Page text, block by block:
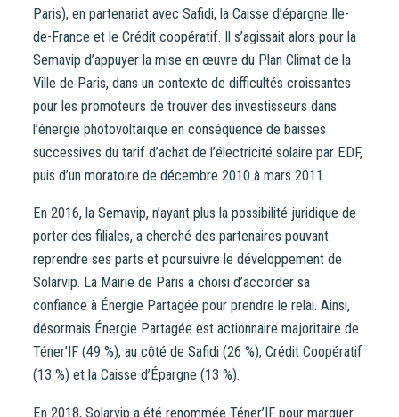
Paris), en partenariat avec Safidi, la Caisse d’épargne Ile-
de-France et le Crédit coopératif. Il s’agissait alors pour la
Semavip d’appuyer la mise en œuvre du Plan Climat de la
Ville de Paris, dans un contexte de difficultés croissantes
pour les promoteurs de trouver des investisseurs dans
l’énergie photovoltaïque en conséquence de baisses
successives du tarif d’achat de l’électricité solaire par EDF,
puis d’un moratoire de décembre 2010 à mars 2011.
En 2016, la Semavip, n’ayant plus la possibilité juridique de
porter des filiales, a cherché des partenaires pouvant
reprendre ses parts et poursuivre le développement de
Solarvip. La Mairie de Paris a choisi d’accorder sa
confiance à Énergie Partagée pour prendre le relai. Ainsi,
désormais Énergie Partagée est actionnaire majoritaire de
Téner’IF (49 %), au côté de Safidi (26 %), Crédit Coopératif
(13 %) et la Caisse d’Épargne (13 %).
En 2018, Solarvip a été renommée Téner’IF pour marquer